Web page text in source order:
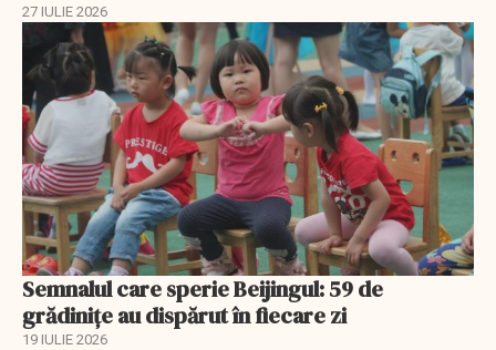
27 IULIE 2026
Semnalul care sperie Beijingul: 59 de
grădinițe au dispărut în fiecare zi
19 IULIE 2026